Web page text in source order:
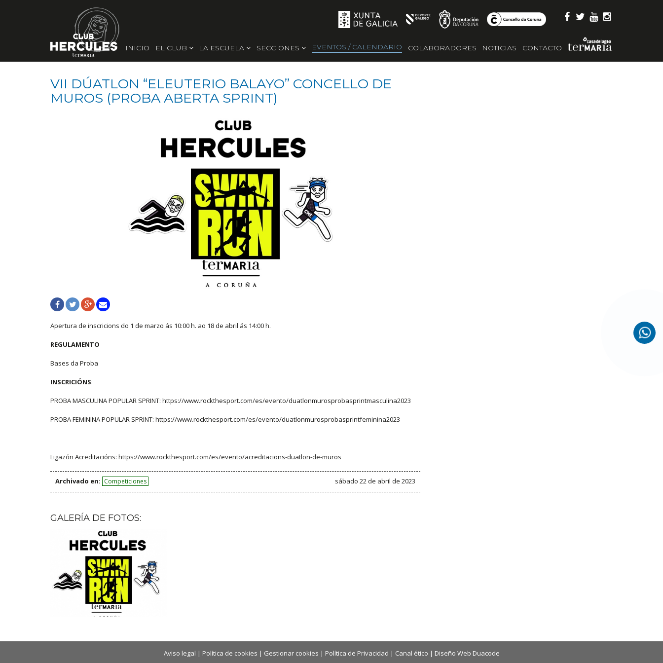
INICIO EL CLUB LA ESCUELA SECCIONES EVENTOS / CALENDARIO COLABORADORES NOTICIAS CONTACTO
VII DÚATLON “ELEUTERIO BALAYO” CONCELLO DE
MUROS (PROBA ABERTA SPRINT)
Apertura de inscricions do 1 de marzo ás 10:00 h. ao 18 de abril ás 14:00 h.
REGULAMENTO
Bases da Proba
INSCRICIÓNS:
PROBA MASCULINA POPULAR SPRINT: https://www.rockthesport.com/es/evento/duatlonmurosprobasprintmasculina2023
PROBA FEMININA POPULAR SPRINT: https://www.rockthesport.com/es/evento/duatlonmurosprobasprintfeminina2023
Ligazón Acreditacións: https://www.rockthesport.com/es/evento/acreditacions-duatlon-de-muros
Archivado en: Competiciones sábado 22 de abril de 2023
GALERÍA DE FOTOS:
Aviso legal | Política de cookies | Gestionar cookies | Política de Privacidad | Canal ético | Diseño Web Duacode